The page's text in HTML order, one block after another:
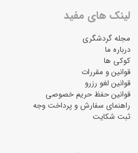
لینک های مفید
مجله گردشگری
درباره ما
کوکی ها
قوانین و مقررات
قوانین لغو رزرو
قوانین حفظ حریم خصوصی
راهنمای سفارش و پرداخت وجه
ثبت شکایت